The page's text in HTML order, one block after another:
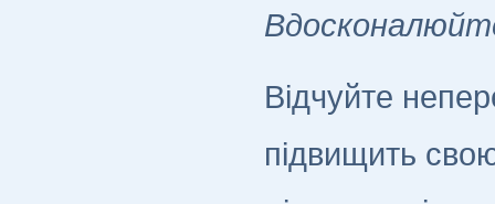
Відчуйте
підвищить